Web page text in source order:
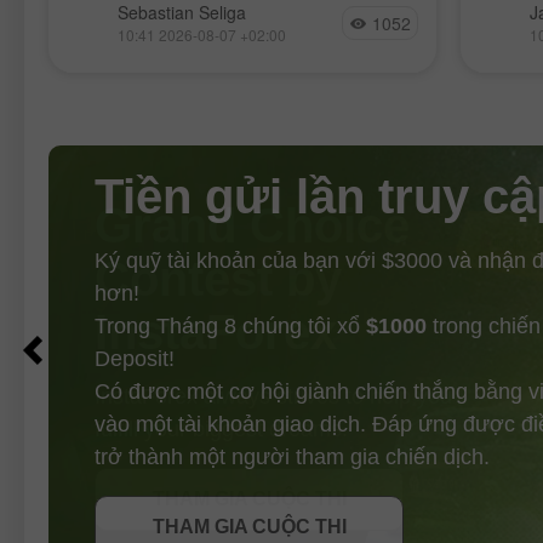
mục phân tích Forex được cập nhật
Sebastian Seliga
10:41 2026-08-07 +02:00 1052
THAM GIA CUỘC THI
Tiền gửi lần truy
Ký quỹ tài khoản của bạn với $3000 và nhận
hơn!
Trong Tháng 8 chúng tôi xổ $1000 trong
Deposit!
Có được một cơ hội giành chiến thắng bằng
vào một tài khoản giao dịch. Đáp ứng được
trở thành một người tham gia chiến dịch.
THAM GIA CUỘC THI
THAM GIA CUỘC THI
NHẬN THƯỞNG